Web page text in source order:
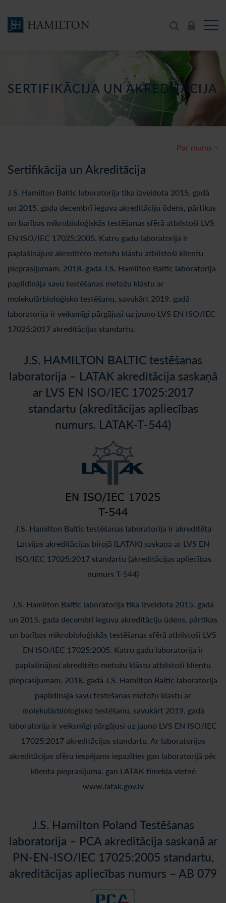
SERTIFIKĀCIJA UN AKREDITĀCIJA
Par mums
Sertifikācija un Akreditācija
J.S. Hamilton Baltic laboratorija tika izveidota 2015. gadā
un 2015. gada decembrī ieguva akreditāciju ūdens, pārtikas
un barības mikrobioloģiskās testēšanas sfērā atbilstoši LVS
EN ISO/IEC 17025:2005. Katru gadu laboratorija ir
paplašinājusi akreditēto metožu klāstu atbilstoši klientu
pieprasījumam. 2018. gadā J.S. Hamilton Baltic laboratorija
papildināja savu testēšanas metožu klāstu ar
molekulārbioloģisko testēšanu, savukārt 2019. gadā
laboratorija ir veiksmīgi pārgājusi uz jauno LVS EN ISO/IEC
17025:2017 akreditācijas standartu.
J.S. HAMILTON BALTIC testēšanas
laboratorija – LATAK akreditācija saskaņā
ar LVS EN ISO/IEC 17025:2017
standartu (akreditācijas apliecības
numurs. LATAK-T-544)
J.S. Hamilton Baltic testēšanas laboratorija ir akreditēta
Latvijas akreditācijas birojā (LATAK) saskaņa ar LVS EN
ISO/IEC 17025:2017 standartu (akreditācijas apliecības
numurs T-544)
J.S. Hamilton Baltic laboratorija tika izveidota 2015. gadā
un 2015. gada decembrī ieguva akreditāciju ūdens, pārtikas
un barības mikrobioloģiskās testēšanas sfērā atbilstoši LVS
EN ISO/IEC 17025:2005. Katru gadu laboratorija ir
paplašinājusi akreditēto metožu klāstu atbilstoši klientu
pieprasījumam. 2018. gadā J.S. Hamilton Baltic laboratorija
papildināja savu testēšanas metožu klāstu ar
molekulārbioloģisko testēšanu, savukārt 2019. gadā
laboratorija ir veiksmīgi pārgājusi uz jauno LVS EN ISO/IEC
17025:2017 akreditācijas standartu. Ar laboratorijas
akreditācijas sfēru iespējams iepazīties gan laboratorijā pēc
klienta pieprasījuma, gan LATAK tīmekļa vietnē
www.latak.gov.lv
J.S. Hamilton Poland Testēšanas
laboratorija – PCA akreditācija saskaņā ar
PN-EN-ISO/IEC 17025:2005 standartu,
akreditācijas apliecības numurs – AB 079